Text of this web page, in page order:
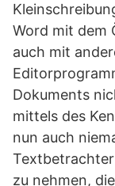
Word mit dem
auch mit
Dokuments
mittels des
nun auch
zu nehmen,